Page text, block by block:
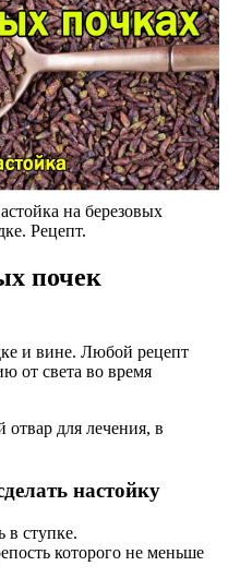
на березовых
Рецепт.
почек
и вине. Любой рецепт
от света во время
отвар для лечения, в
настойку
в ступке.
которого не меньше